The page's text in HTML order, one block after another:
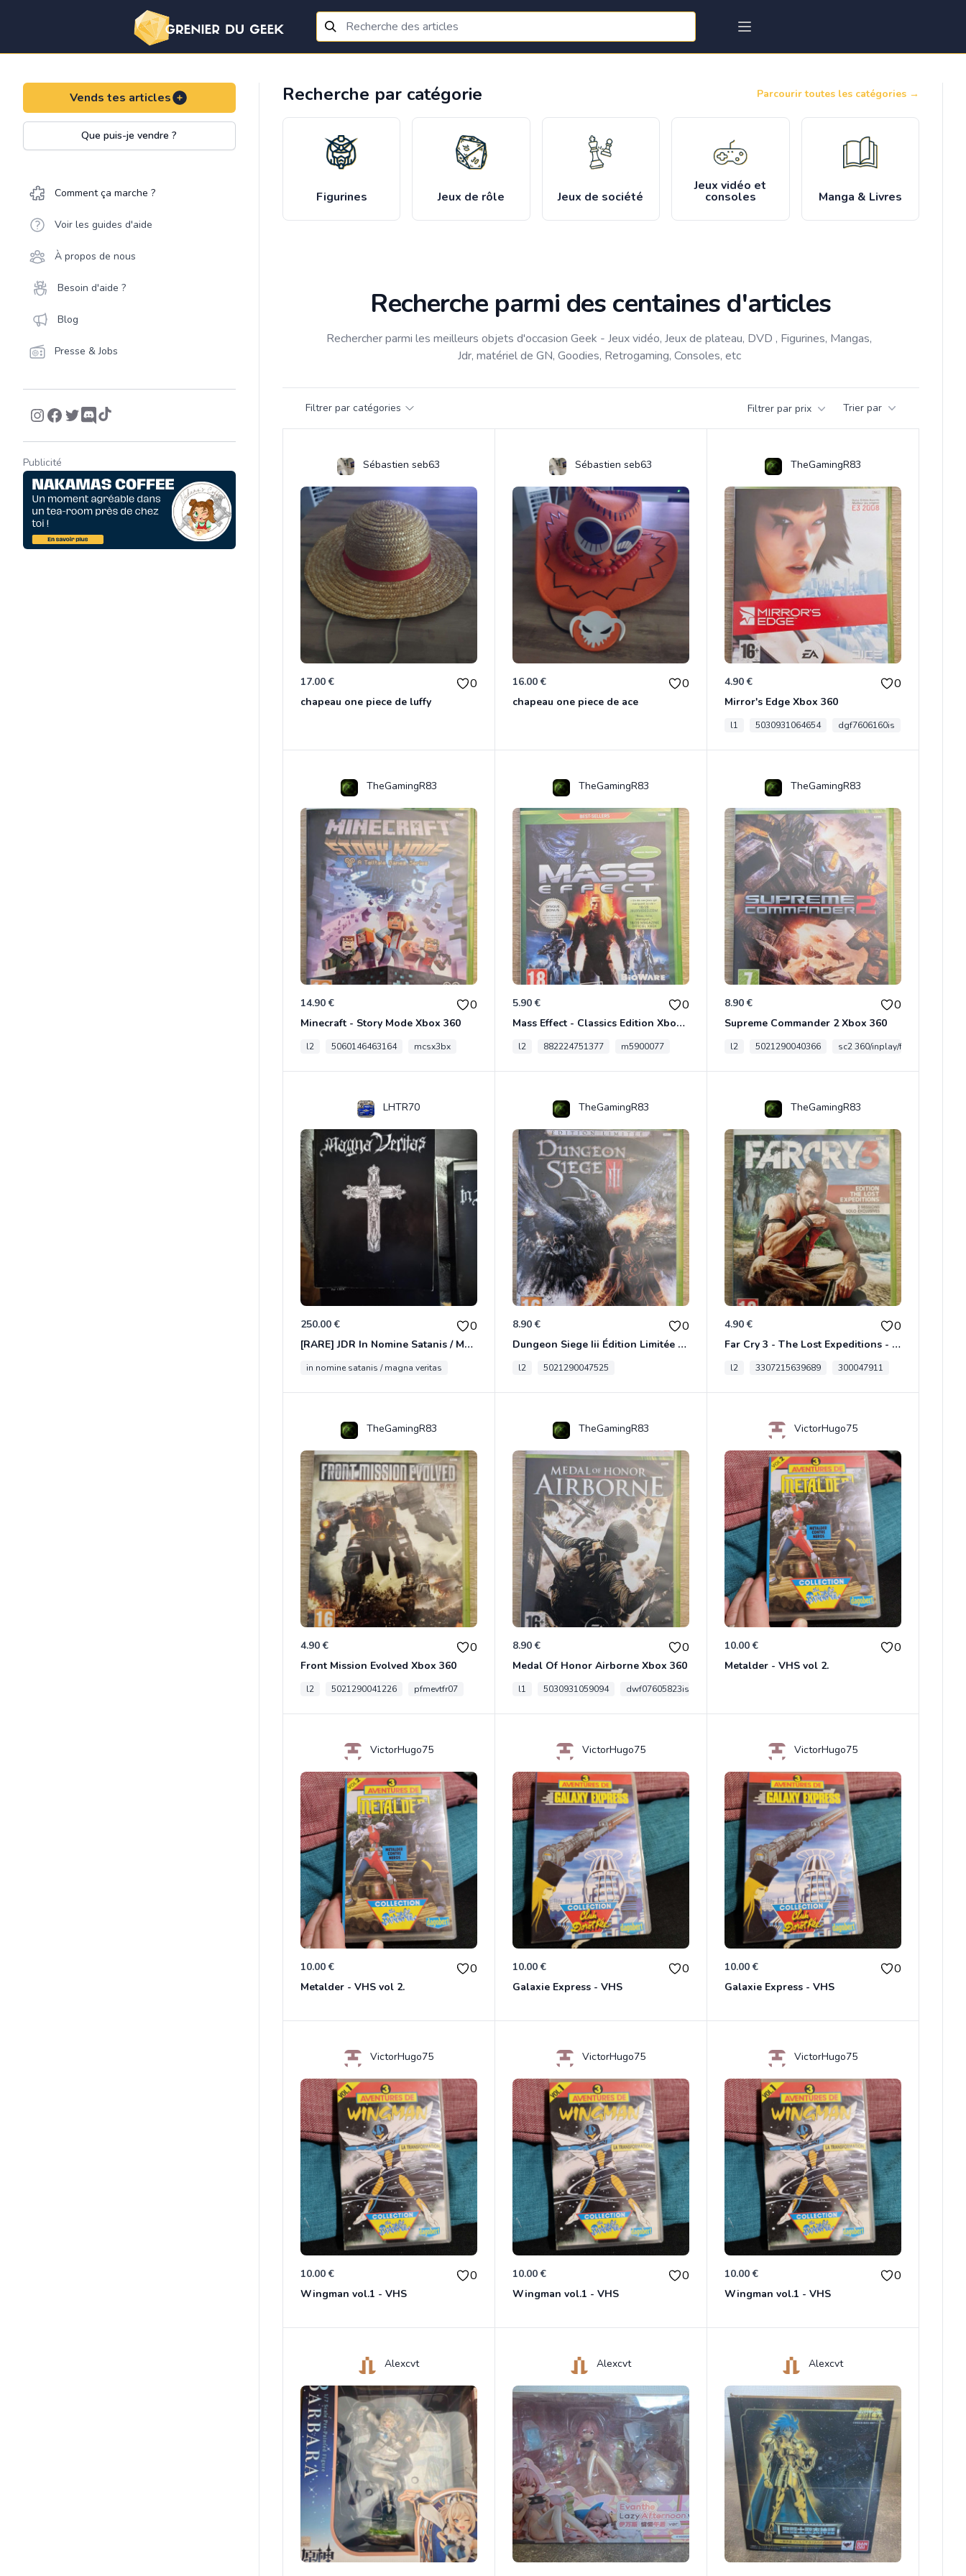
Vends tes articles
Que puis-je vendre ?
Comment ça marche ?
Voir les guides d'aide
À propos de nous
Besoin d'aide ?
Blog
Presse & Jobs
Publicité
Recherche par catégorie Parcourir toutes les catégories →
Figurines Jeux de rôle Jeux de société
Jeux vidéo et
consoles Manga & Livres
Recherche parmi des centaines d'articles
Rechercher parmi les meilleurs objets d'occasion Geek - Jeux vidéo, Jeux de plateau, DVD , Figurines, Mangas,
Jdr, matériel de GN, Goodies, Retrogaming, Consoles, etc
Filtrer par catégories Filtrer par prix Trier par
Sébastien seb63
17.00 € 0
chapeau one piece de luffy
Sébastien seb63
16.00 € 0
chapeau one piece de ace
TheGamingR83
4.90 € 0
Mirror's Edge Xbox 360
l1 5030931064654 dgf7606160is
TheGamingR83
14.90 € 0
Minecraft - Story Mode Xbox 360
l2 5060146463164 mcsx3bx
TheGamingR83
5.90 € 0
Mass Effect - Classics Edition Xbox 360
l2 882224751377 m5900077
TheGamingR83
8.90 € 0
Supreme Commander 2 Xbox 360
l2 5021290040366 sc2 360/inplay/fra
LHTR70
250.00 € 0
[RARE] JDR In Nomine Satanis / Magna Veritas – 1ère Édition BOÎTE (DOS BLANC, 1989) - CROC / Siroz
in nomine satanis / magna veritas
TheGamingR83
8.90 € 0
Dungeon Siege Iii Édition Limitée - Vf Intégrale Xbox 360
l2 5021290047525
TheGamingR83
4.90 € 0
Far Cry 3 - The Lost Expeditions - Edition Spéciale Xbox 360
l2 3307215639689 300047911
TheGamingR83
4.90 € 0
Front Mission Evolved Xbox 360
l2 5021290041226 pfmevtfr07
TheGamingR83
8.90 € 0
Medal Of Honor Airborne Xbox 360
l1 5030931059094 dwf07605823is
VictorHugo75
10.00 € 0
Metalder - VHS vol 2.
VictorHugo75
10.00 € 0
Metalder - VHS vol 2.
VictorHugo75
10.00 € 0
Galaxie Express - VHS
VictorHugo75
10.00 € 0
Galaxie Express - VHS
VictorHugo75
10.00 € 0
Wingman vol.1 - VHS
VictorHugo75
10.00 € 0
Wingman vol.1 - VHS
VictorHugo75
10.00 € 0
Wingman vol.1 - VHS
Alexcvt Alexcvt Alexcvt